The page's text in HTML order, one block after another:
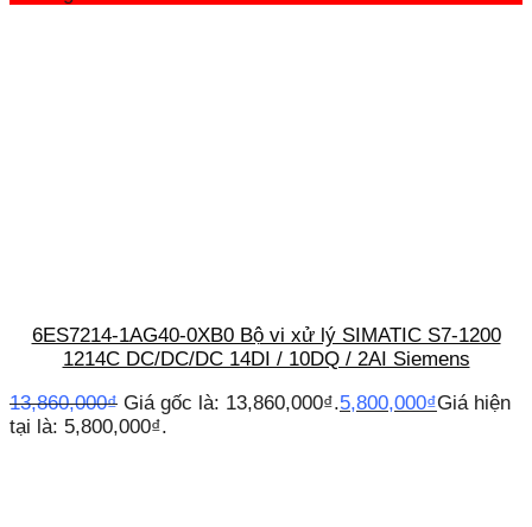
6ES7214-1AG40-0XB0 Bộ vi xử lý SIMATIC S7-1200
1214C DC/DC/DC 14DI / 10DQ / 2AI Siemens
13,860,000₫ Giá gốc là: 13,860,000₫.5,800,000₫Giá hiện
tại là: 5,800,000₫.